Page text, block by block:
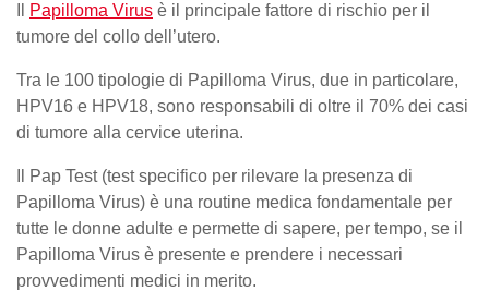
Papilloma Virus è il principale fattore di rischio per il
tumore del collo dell’utero.
Tra le 100 tipologie di Papilloma Virus, due in particolare,
HPV16 e HPV18, sono responsabili di oltre il 70% dei casi
di tumore alla cervice uterina.
Il Pap Test (test specifico per rilevare la presenza di
Papilloma Virus) è una routine medica fondamentale per
tutte le donne adulte e permette di sapere, per tempo, se il
Papilloma Virus è presente e prendere i necessari
provvedimenti medici in merito.